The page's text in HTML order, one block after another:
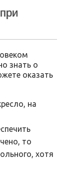
знать о
оказать
на
то
хотя